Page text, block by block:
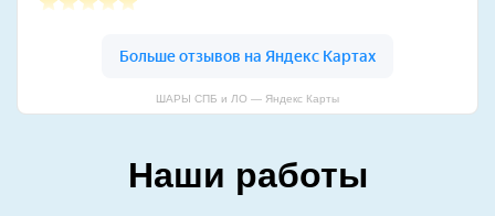
ШАРЫ СПБ и ЛО — Яндекс Карты
Наши работы